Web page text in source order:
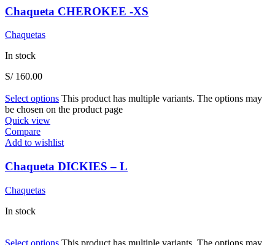
Chaqueta CHEROKEE -XS
Chaquetas
In stock
S/160.00
Select options This product has multiple variants. The options may
be chosen on the product page
Quick view
Compare
Add to wishlist
Chaqueta DICKIES – L
Chaquetas
In stock
Select options This product has multiple variants. The options may